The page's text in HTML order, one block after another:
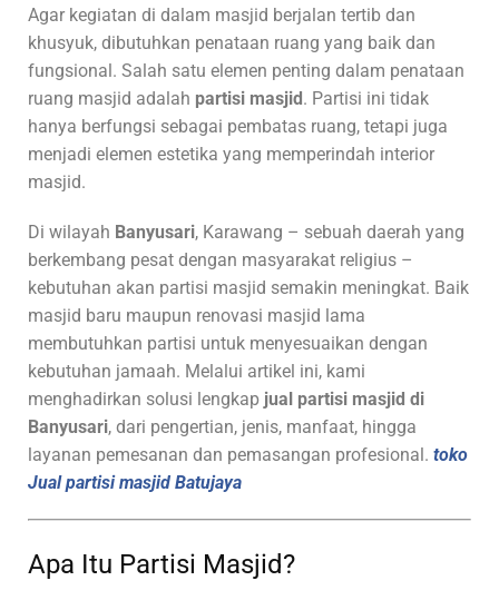
Agar kegiatan di dalam masjid berjalan tertib dan
khusyuk, dibutuhkan penataan ruang yang baik dan
fungsional. Salah satu elemen penting dalam penataan
ruang masjid adalah partisi masjid . Partisi ini tidak
hanya berfungsi sebagai pembatas ruang, tetapi juga
menjadi elemen estetika yang memperindah interior
masjid.
Di wilayah Banyusari, Karawang – sebuah daerah yang
berkembang pesat dengan masyarakat religius –
kebutuhan akan partisi masjid semakin meningkat. Baik
masjid baru maupun renovasi masjid lama
membutuhkan partisi untuk menyesuaikan dengan
kebutuhan jamaah. Melalui artikel ini, kami
menghadirkan solusi lengkap jual partisi masjid di
Banyusari, dari pengertian, jenis, manfaat, hingga
layanan pemesanan dan pemasangan profesional. toko
Jual partisi masjid Batujaya
Apa Itu Partisi Masjid?